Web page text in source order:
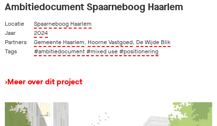
Ambitiedocument Spaarneboog Haarlem
Locatie
Spaarneboog Haarlem
Jaar
2024
Partners
Gemeente Haarlem, Hoorne Vastgoed, De Wijde Blik
Tags
#ambitiedocument#mixed use#positionering
›Meer over dit project